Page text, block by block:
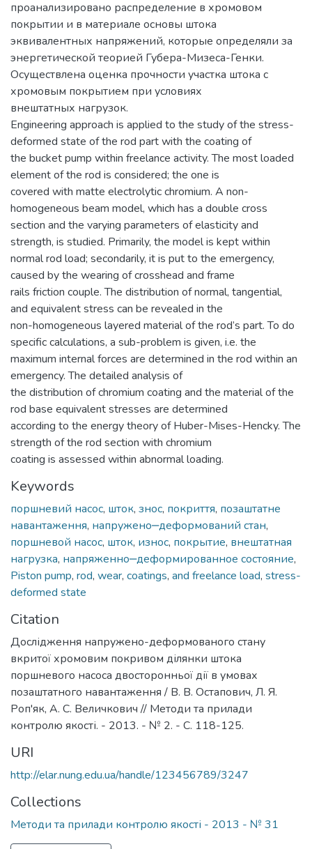
проанализировано распределение в хромовом
покрытии и в материале основы штока
эквивалентных напряжений, которые определяли за
энергетической теорией Губера-Мизеса-Генки.
Осуществлена оценка прочности участка штока с
хромовым покрытием при условиях
внештатных нагрузок.
Engineering approach is applied to the study of the stress-
deformed state of the rod part with the coating of
the bucket pump within freelance activity. The most loaded
element of the rod is considered; the one is
covered with matte electrolytic chromium. A non-
homogeneous beam model, which has a double cross
section and the varying parameters of elasticity and
strength, is studied. Primarily, the model is kept within
normal rod load; secondarily, it is put to the emergency,
caused by the wearing of crosshead and frame
rails friction couple. The distribution of normal, tangential,
and equivalent stress can be revealed in the
non-homogeneous layered material of the rod’s part. To do
specific calculations, a sub-problem is given, i.e. the
maximum internal forces are determined in the rod within an
emergency. The detailed analysis of
the distribution of chromium coating and the material of the
rod base equivalent stresses are determined
according to the energy theory of Huber-Mises-Hencky. The
strength of the rod section with chromium
coating is assessed within abnormal loading.
Keywords
поршневий насос, шток, знос, покриття, позаштатне
навантаження, напружено‒деформований стан,
поршневой насос, шток, износ, покрытие, внештатная
нагрузка, напряженно‒деформированное состояние,
Piston pump, rod, wear, coatings, and freelance load, stress-
deformed state
Citation
Дослідження напружено-деформованого стану
вкритої хромовим покривом ділянки штока
поршневого насоса двосторонньої дії в умовах
позаштатного навантаження / В. В. Остапович, Л. Я.
Роп'як, А. С. Величкович // Методи та прилади
контролю якості. - 2013. - № 2. - С. 118-125.
URI
http://elar.nung.edu.ua/handle/123456789/3247
Collections
Методи та прилади контролю якості - 2013 - № 31